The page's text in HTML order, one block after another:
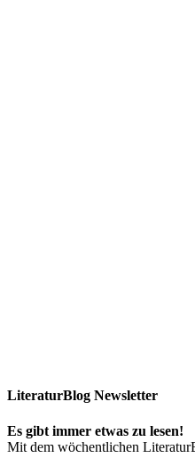
LiteraturBlog Newsletter
Es gibt immer etwas zu lesen!
Mit dem wöchentlichen